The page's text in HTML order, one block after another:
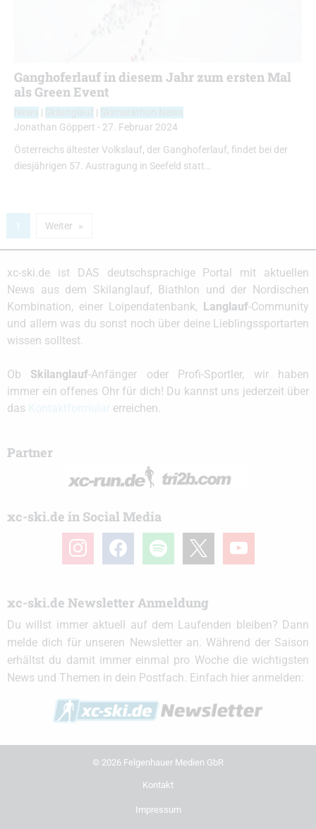
Ganghoferlauf in diesem Jahr zum ersten Mal
als Green Event
| |
Jonathan Göppert - 27. Februar 2024
Österreichs ältester Volkslauf, der Ganghoferlauf, findet bei der
diesjährigen 57. Austragung in Seefeld statt…
Weiter
xc-ski.de ist DAS deutschsprachige Portal mit aktuellen
News aus dem Skilanglauf, Biathlon und der Nordischen
Kombination, einer Loipendatenbank,
Langlauf-Community
und allem was du sonst noch über deine Lieblingssportarten
wissen solltest.
Ob Skilanglauf-Anfänger oder Profi-Sportler, wir haben
immer ein offenes Ohr für dich! Du kannst uns jederzeit über
das
erreichen.
Partner
xc-ski.de in Social Media
instagramfacebook spotify youtube
xc-ski.de Newsletter Anmeldung
Du willst immer aktuell auf dem Laufenden bleiben? Dann
melde dich für unseren Newsletter an. Während der Saison
erhältst du damit immer einmal pro Woche die wichtigsten
News und Themen in dein Postfach. Einfach hier anmelden:
© 2026 Felgenhauer Medien GbR
Kontakt
Impressum